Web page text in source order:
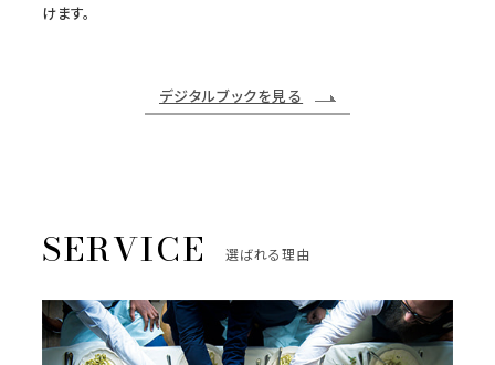
けます。
デジタルブックを見る
選ばれる理由